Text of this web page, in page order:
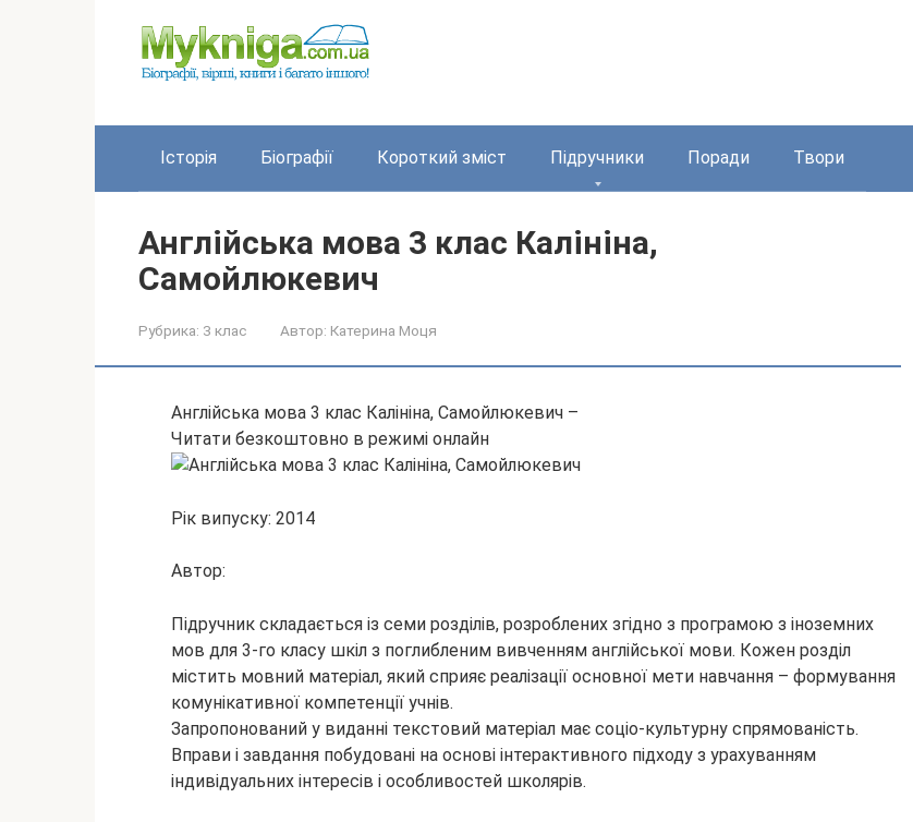
Історія Біографії Короткий зміст Підручники Поради Твори
Англійська мова 3 клас Калініна,
Самойлюкевич
Рубрика: 3 клас Автор: Катерина Моця
Англійська мова 3 клас Калініна, Самойлюкевич –
Читати безкоштовно в режимі онлайн
Рік випуску: 2014
Автор:
Підручник складається із семи розділів, розроблених згідно з програмою з іноземних
мов для 3-го класу шкіл з поглибленим вивченням англійської мови. Кожен розділ
містить мовний матеріал, який сприяє реалізації основної мети навчання – формування
комунікативної компетенції учнів.
Запропонований у виданні текстовий матеріал має соціо-культурну спрямованість.
Вправи і завдання побудовані на основі інтерактивного підходу з урахуванням
індивідуальних інтересів і особливостей школярів.